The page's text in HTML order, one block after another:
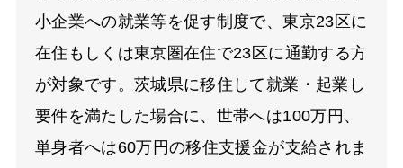
小企業への就業等を促す制度で、東京23区に
在住もしくは東京圏在住で23区に通勤する方
が対象です。茨城県に移住して就業・起業し
要件を満たした場合に、世帯へは100万円、
単身者へは60万円の移住支援金が支給されま